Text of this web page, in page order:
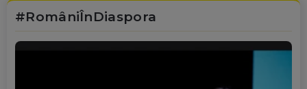
#RomâniÎnDiaspora